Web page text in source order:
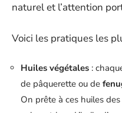
naturel et l’attention
Voici les pratiques les
Huiles végétales :
de pâquerette ou de
On prête à ces huiles